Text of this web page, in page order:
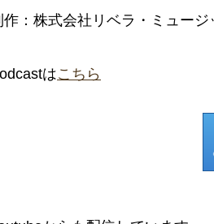
作：株式会社リベラ・ミュージ
はこちら